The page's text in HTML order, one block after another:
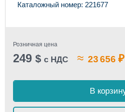
Каталожный номер: 221677
Розничная цена
249 $ с НДС ≈ 23 656 ₽
В